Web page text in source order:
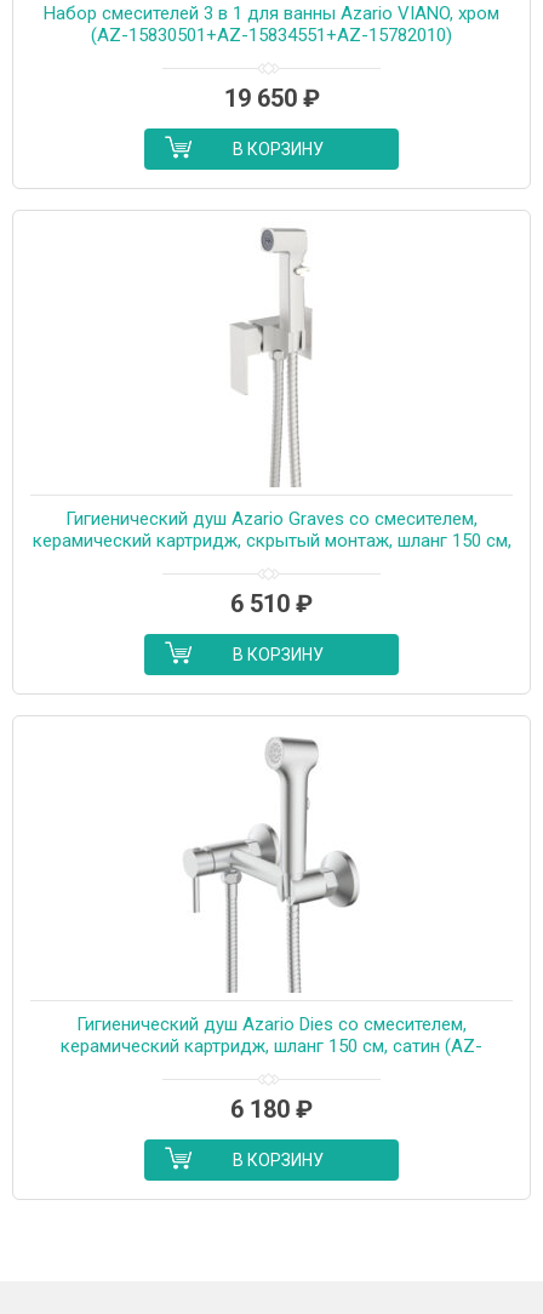
Набор смесителей 3 в 1 для ванны Azario VIANO, хром
(AZ-15830501+AZ-15834551+AZ-15782010)
19 650 ₽
В КОРЗИНУ
Гигиенический душ Azario Graves со смесителем,
керамический картридж, скрытый монтаж, шланг 150 см,
6 510 ₽
В КОРЗИНУ
Гигиенический душ Azario Dies со смесителем,
керамический картридж, шланг 150 см, сатин (AZ-
6 180 ₽
В КОРЗИНУ